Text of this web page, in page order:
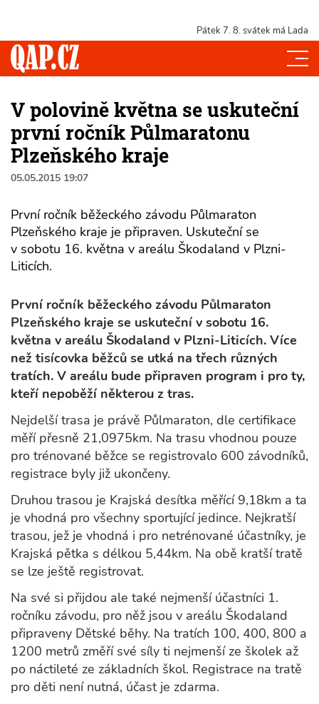
Pátek 7. 8. svátek má Lada
V polovině května se uskuteční
první ročník Půlmaratonu
Plzeňského kraje
05.05.2015 19:07
První ročník běžeckého závodu Půlmaraton
Plzeňského kraje je připraven. Uskuteční se
v sobotu 16. května v areálu Škodaland v Plzni-
Liticích.
První ročník běžeckého závodu Půlmaraton
Plzeňského kraje se uskuteční v sobotu 16.
května v areálu Škodaland v Plzni-Liticích. Více
než tisícovka běžců se utká na třech různých
tratích. V areálu bude připraven program i pro ty,
kteří nepoběží některou z tras.
Nejdelší trasa je právě Půlmaraton, dle certifikace
měří přesně 21,0975km. Na trasu vhodnou pouze
pro trénované běžce se registrovalo 600 závodníků,
registrace byly již ukončeny.
Druhou trasou je Krajská desítka měřící 9,18km a ta
je vhodná pro všechny sportující jedince. Nejkratší
trasou, jež je vhodná i pro netrénované účastníky, je
Krajská pětka s délkou 5,44km. Na obě kratší tratě
se lze ještě registrovat.
Na své si přijdou ale také nejmenší účastníci 1.
ročníku závodu, pro něž jsou v areálu Škodaland
připraveny Dětské běhy. Na tratích 100, 400, 800 a
1200 metrů změří své síly ti nejmenší ze školek až
po náctileté ze základních škol. Registrace na tratě
pro děti není nutná, účast je zdarma.